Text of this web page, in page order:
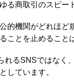
る商取引のスピー
的機関がどれほ
ことを止めること
れるSNSではなく
しています。